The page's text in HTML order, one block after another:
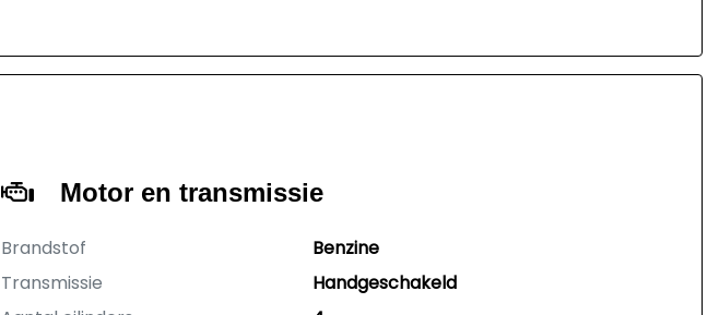
Motor en transmissie
Brandstof
Benzine
Transmissie
Handgeschakeld